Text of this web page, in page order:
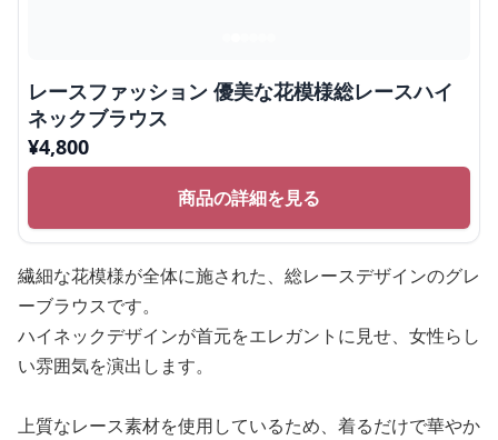
レースファッション 優美な花模様総レースハイ
ネックブラウス
¥4,800
商品の詳細を見る
繊細な花模様が全体に施された、総レースデザインのグレ
ーブラウスです。
ハイネックデザインが首元をエレガントに見せ、女性らし
い雰囲気を演出します。
上質なレース素材を使用しているため、着るだけで華やか